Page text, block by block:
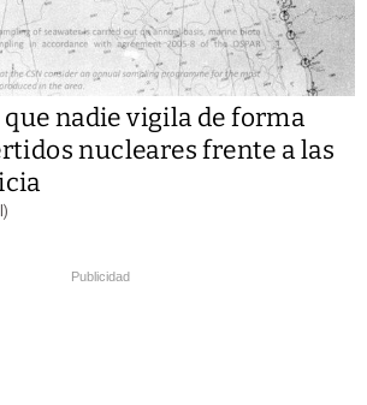
nadie vigila de forma
nucleares frente a las
Publicidad